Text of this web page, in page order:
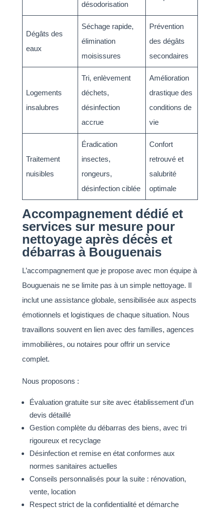
désodorisation
Dégâts des
eaux
Séchage rapide,
élimination
moisissures
Prévention
des dégâts
secondaires
Logements
insalubres
Tri, enlèvement
déchets,
désinfection
accrue
Amélioration
drastique des
conditions de
vie
Traitement
nuisibles
Éradication
insectes,
rongeurs,
désinfection ciblée
Confort
retrouvé et
salubrité
optimale
Accompagnement dédié et
services sur mesure pour
nettoyage après décès et
débarras à Bouguenais
L’accompagnement que je propose avec mon équipe à
Bouguenais ne se limite pas à un simple nettoyage. Il
inclut une assistance globale, sensibilisée aux aspects
émotionnels et logistiques de chaque situation. Nous
travaillons souvent en lien avec des familles, agences
immobilières, ou notaires pour offrir un service
complet.
Nous proposons :
Évaluation gratuite sur site avec établissement d’un
devis détaillé
Gestion complète du débarras des biens, avec tri
rigoureux et recyclage
Désinfection et remise en état conformes aux
normes sanitaires actuelles
Conseils personnalisés pour la suite : rénovation,
vente, location
Respect strict de la confidentialité et démarche